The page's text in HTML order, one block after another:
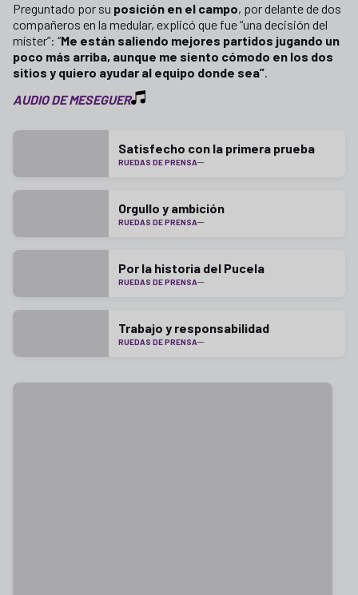
Preguntado por su posición en el campo, por delante de dos
compañeros en la medular, explicó que fue “una decisión del
míster”: “Me están saliendo mejores partidos jugando un
poco más arriba, aunque me siento cómodo en los dos
sitios y quiero ayudar al equipo donde sea”.
AUDIO DE MESEGUER
Satisfecho con la primera prueba
RUEDAS DE PRENSA
Orgullo y ambición
RUEDAS DE PRENSA
Por la historia del Pucela
RUEDAS DE PRENSA
Trabajo y responsabilidad
RUEDAS DE PRENSA